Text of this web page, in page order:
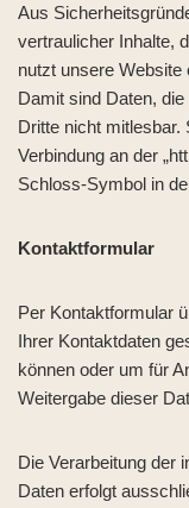
Aus
vertraulicher Inhalte,
nutzt unsere Website
Damit sind Daten,
Dritte nicht
Verbindung an der
Schloss-Symbol in
Kontaktformular
Per Kontaktformular
Ihrer Kontaktdaten
können oder um für
Weitergabe dieser
Die Verarbeitung der
Daten erfolgt